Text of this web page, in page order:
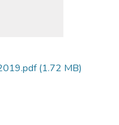
(1.72 MB)